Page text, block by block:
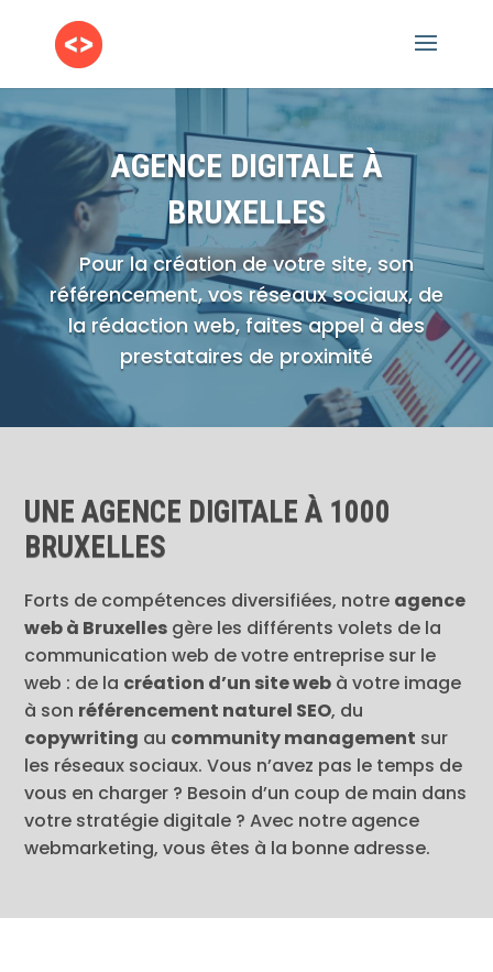
AGENCE DIGITALE À
BRUXELLES
Pour la création de votre site, son
référencement, vos réseaux sociaux, de
la rédaction web, faites appel à des
prestataires de proximité
UNE AGENCE DIGITALE À 1000
BRUXELLES
Forts de compétences diversifiées, notre agence
web à Bruxelles gère les différents volets de la
communication web de votre entreprise sur le
web : de la création d’un site web à votre image
à son référencement naturel SEO, du
copywriting au community management sur
les réseaux sociaux. Vous n’avez pas le temps de
vous en charger ? Besoin d’un coup de main dans
votre stratégie digitale ? Avec notre agence
webmarketing, vous êtes à la bonne adresse.